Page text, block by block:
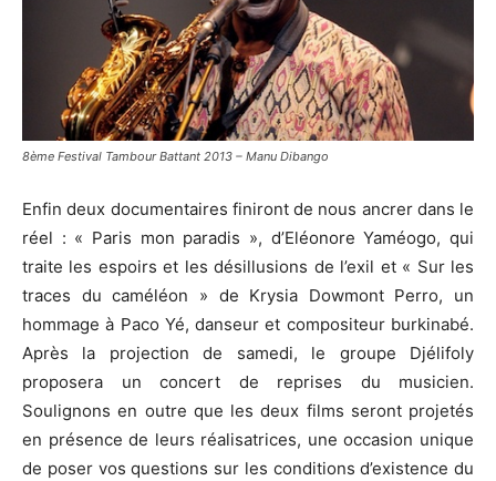
8ème Festival Tambour Battant 2013 – Manu Dibango
Enfin deux documentaires finiront de nous ancrer dans le
réel : « Paris mon paradis », d’Eléonore Yaméogo, qui
traite les espoirs et les désillusions de l’exil et « Sur les
traces du caméléon » de Krysia Dowmont Perro, un
hommage à Paco Yé, danseur et compositeur burkinabé.
Après la projection de samedi, le groupe Djélifoly
proposera un concert de reprises du musicien.
Soulignons en outre que les deux films seront projetés
en présence de leurs réalisatrices, une occasion unique
de poser vos questions sur les conditions d’existence du